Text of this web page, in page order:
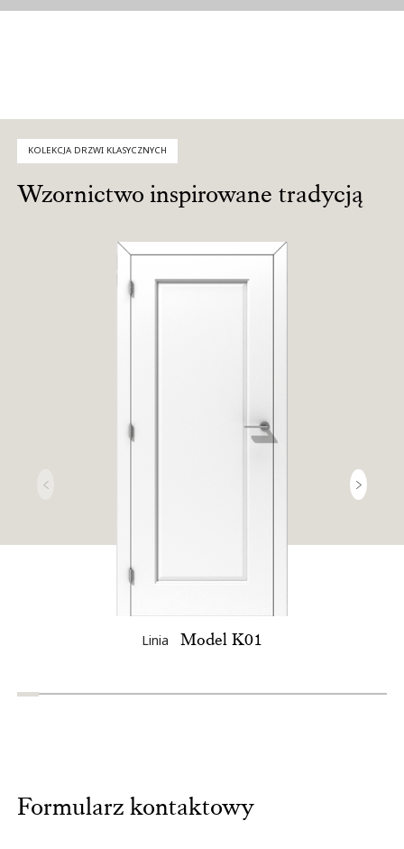
KOLEKCJA DRZWI KLASYCZNYCH
Wzornictwo inspirowane tradycją
Linia Model K01
Formularz kontaktowy